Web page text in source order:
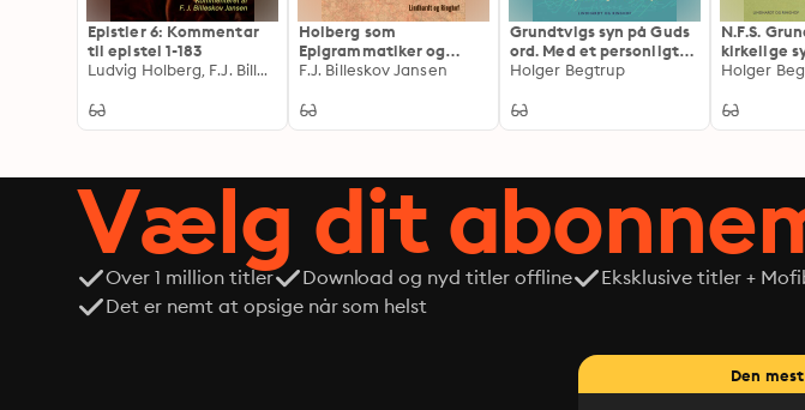
Epistler 6: Kommentar
til epistel 1-183
Ludvig Holberg, F.J. Billeskov Jansen
Holberg som
Epigrammatiker og
Essayist 2
F.J. Billeskov Jansen
Grundtvigs syn på Guds
ord. Med et personligt
vidnedsbyrd
Holger Begtrup
N.F.S.
kirkelige
historisk
Holger
Vælg dit
Over 1 million titler Download og nyd titler offline Eksklusive titler +
Det er nemt at opsige når som helst
Den